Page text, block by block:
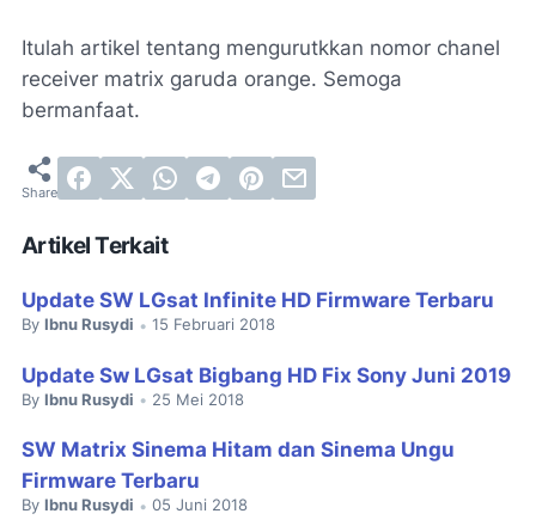
Itulah artikel tentang mengurutkkan nomor chanel
receiver matrix garuda orange. Semoga
bermanfaat.
Artikel Terkait
Update SW LGsat Infinite HD Firmware Terbaru
By Ibnu Rusydi • 15 Februari 2018
Update Sw LGsat Bigbang HD Fix Sony Juni 2019
By Ibnu Rusydi • 25 Mei 2018
SW Matrix Sinema Hitam dan Sinema Ungu
Firmware Terbaru
By Ibnu Rusydi • 05 Juni 2018